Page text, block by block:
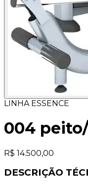
LINHA ESSENCE
004
R$ 14.500,00
DESCRIÇÃO